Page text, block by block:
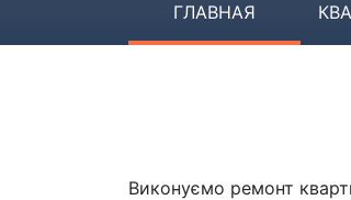
ГЛАВНАЯ
Виконуємо ремонт